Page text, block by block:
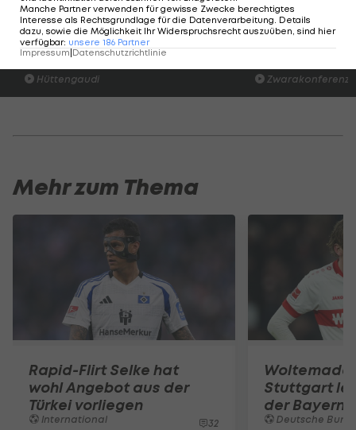
ADMIRAL Hüttengaudi: Alexander
Joppich erzielt das Tor der 1. Runde
Hüttengaudi Zwarakonferenz
Mehr zum Thema
Rapid-Flirt Selke hat
wohl Angebot aus der
Türkei vorliegen
International 32
Stuttgart
der Bayern
Deutsche
Manche Partner verwenden für gewisse Zwecke berechtigtes
Interesse als Rechtsgrundlage für die Datenverarbeitung. Details
dazu, sowie die Möglichkeit Ihr Widerspruchsrecht auszuüben, sind hier
verfügbar: unsere 186 Partner
Impressum|Datenschutzrichtlinie